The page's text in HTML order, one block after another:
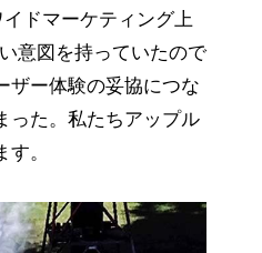
ドマーケティング上
意図を持っていたので
ザー体験の妥協につな
った。私たちアップル
。